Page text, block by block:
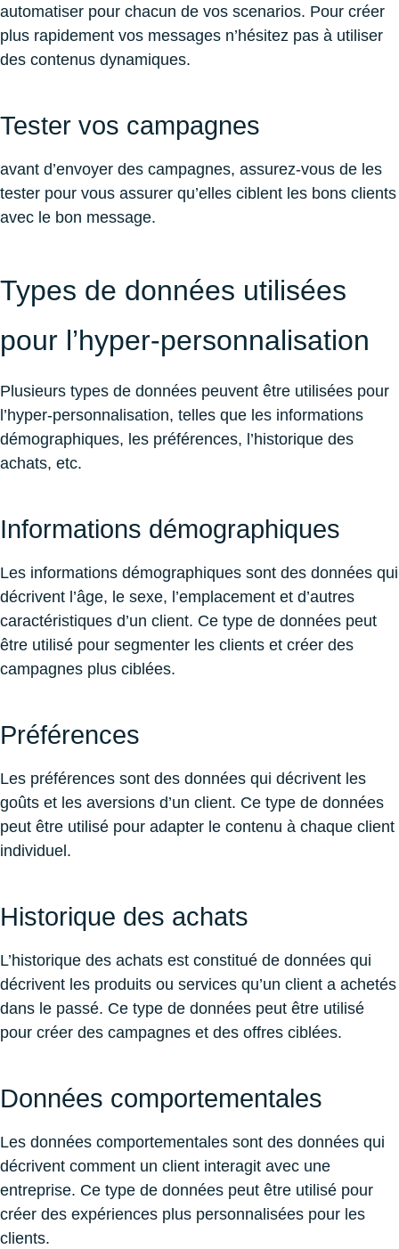
automatiser pour chacun de vos scenarios. Pour créer
plus rapidement vos messages n’hésitez pas à utiliser
des contenus dynamiques.
Tester vos campagnes
avant d’envoyer des campagnes, assurez-vous de les
tester pour vous assurer qu’elles ciblent les bons clients
avec le bon message.
Types de données utilisées
pour l’hyper-personnalisation
Plusieurs types de données peuvent être utilisées pour
l’hyper-personnalisation, telles que les informations
démographiques, les préférences, l’historique des
achats, etc.
Informations démographiques
Les informations démographiques sont des données qui
décrivent l’âge, le sexe, l’emplacement et d’autres
caractéristiques d’un client. Ce type de données peut
être utilisé pour segmenter les clients et créer des
campagnes plus ciblées.
Préférences
Les préférences sont des données qui décrivent les
goûts et les aversions d’un client. Ce type de données
peut être utilisé pour adapter le contenu à chaque client
individuel.
Historique des achats
L’historique des achats est constitué de données qui
décrivent les produits ou services qu’un client a achetés
dans le passé. Ce type de données peut être utilisé
pour créer des campagnes et des offres ciblées.
Données comportementales
Les données comportementales sont des données qui
décrivent comment un client interagit avec une
entreprise. Ce type de données peut être utilisé pour
créer des expériences plus personnalisées pour les
clients.